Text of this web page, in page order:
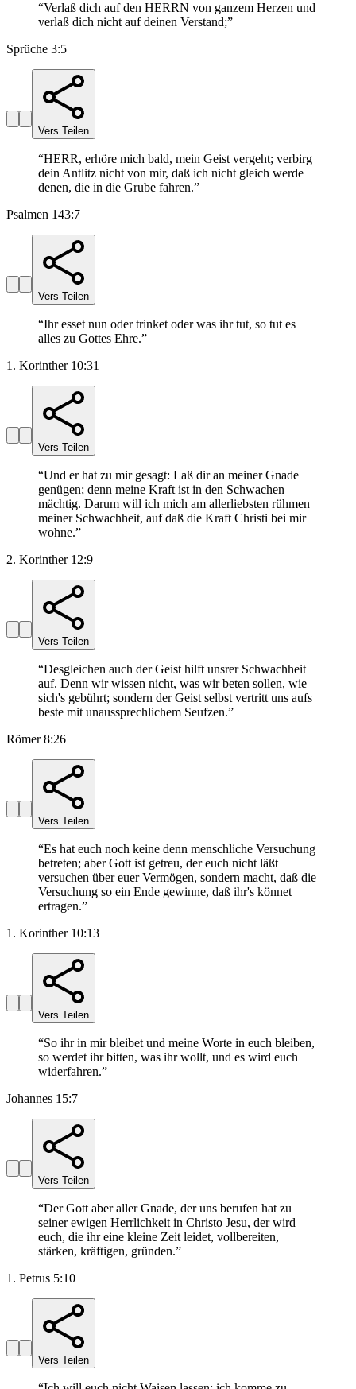
“Verlaß dich auf den HERRN von ganzem Herzen und
verlaß dich nicht auf deinen Verstand;”
Sprüche 3:5
Vers Teilen
“HERR, erhöre mich bald, mein Geist vergeht; verbirg
dein Antlitz nicht von mir, daß ich nicht gleich werde
denen, die in die Grube fahren.”
Psalmen 143:7
Vers Teilen
“Ihr esset nun oder trinket oder was ihr tut, so tut es
alles zu Gottes Ehre.”
1. Korinther 10:31
Vers Teilen
“Und er hat zu mir gesagt: Laß dir an meiner Gnade
genügen; denn meine Kraft ist in den Schwachen
mächtig. Darum will ich mich am allerliebsten rühmen
meiner Schwachheit, auf daß die Kraft Christi bei mir
wohne.”
2. Korinther 12:9
Vers Teilen
“Desgleichen auch der Geist hilft unsrer Schwachheit
auf. Denn wir wissen nicht, was wir beten sollen, wie
sich's gebührt; sondern der Geist selbst vertritt uns aufs
beste mit unaussprechlichem Seufzen.”
Römer 8:26
Vers Teilen
“Es hat euch noch keine denn menschliche Versuchung
betreten; aber Gott ist getreu, der euch nicht läßt
versuchen über euer Vermögen, sondern macht, daß die
Versuchung so ein Ende gewinne, daß ihr's könnet
ertragen.”
1. Korinther 10:13
Vers Teilen
“So ihr in mir bleibet und meine Worte in euch bleiben,
so werdet ihr bitten, was ihr wollt, und es wird euch
widerfahren.”
Johannes 15:7
Vers Teilen
“Der Gott aber aller Gnade, der uns berufen hat zu
seiner ewigen Herrlichkeit in Christo Jesu, der wird
euch, die ihr eine kleine Zeit leidet, vollbereiten,
stärken, kräftigen, gründen.”
1. Petrus 5:10
Vers Teilen